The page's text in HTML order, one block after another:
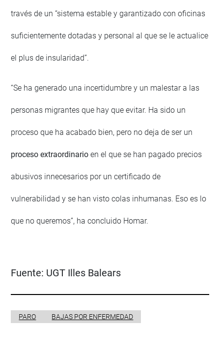
través de un “sistema estable y garantizado con oficinas
suficientemente dotadas y personal al que se le actualice
el plus de insularidad”.
“Se ha generado una incertidumbre y un malestar a las
personas migrantes que hay que evitar. Ha sido un
proceso que ha acabado bien, pero no deja de ser un
proceso extraordinario en el que se han pagado precios
abusivos innecesarios por un certificado de
vulnerabilidad y se han visto colas inhumanas. Eso es lo
que no queremos”, ha concluido Homar.
Fuente: UGT Illes Balears
PARO BAJAS POR ENFERMEDAD